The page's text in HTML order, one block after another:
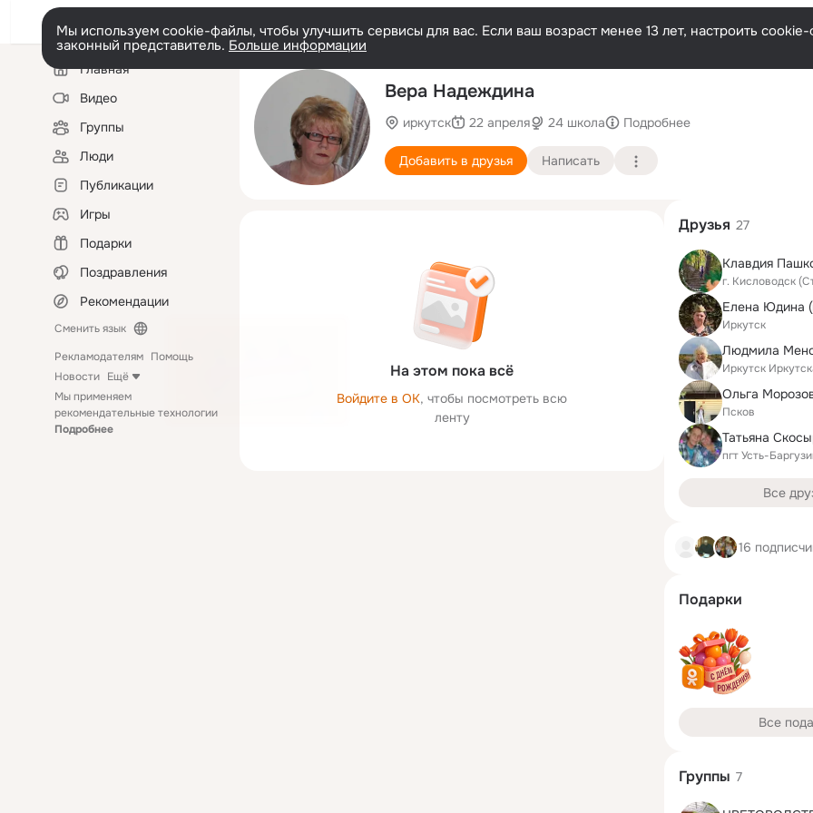
Мы используем cookie-файлы, чтобы улучшить сервисы для вас. Если ваш возраст менее 13 лет, настроить
законный представитель. Больше информации
Левая
колонкаГлавная
Видео
Группы
Люди
Публикации
Игры
Подарки
Поздравления
Рекомендации
Сменить язык
Рекламодателям Помощь
Новости Ещё
Мы применяем
рекомендательные технологии
Подробнее
Вера Надеждина
иркутск 22 апреля 24 школа Подробнее
Добавить в друзья Написать
На этом пока всё
Войдите в ОК, чтобы посмотреть всю
ленту
Друзья 27
г. Кисловодск
Елена Юдина
Иркутск
Иркутск
Псков
пгт Усть-
Все
16
Подарки
Все
Группы 7